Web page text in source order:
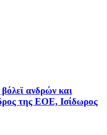
ανδρών και
της ΕΟΕ, Ισίδωρος